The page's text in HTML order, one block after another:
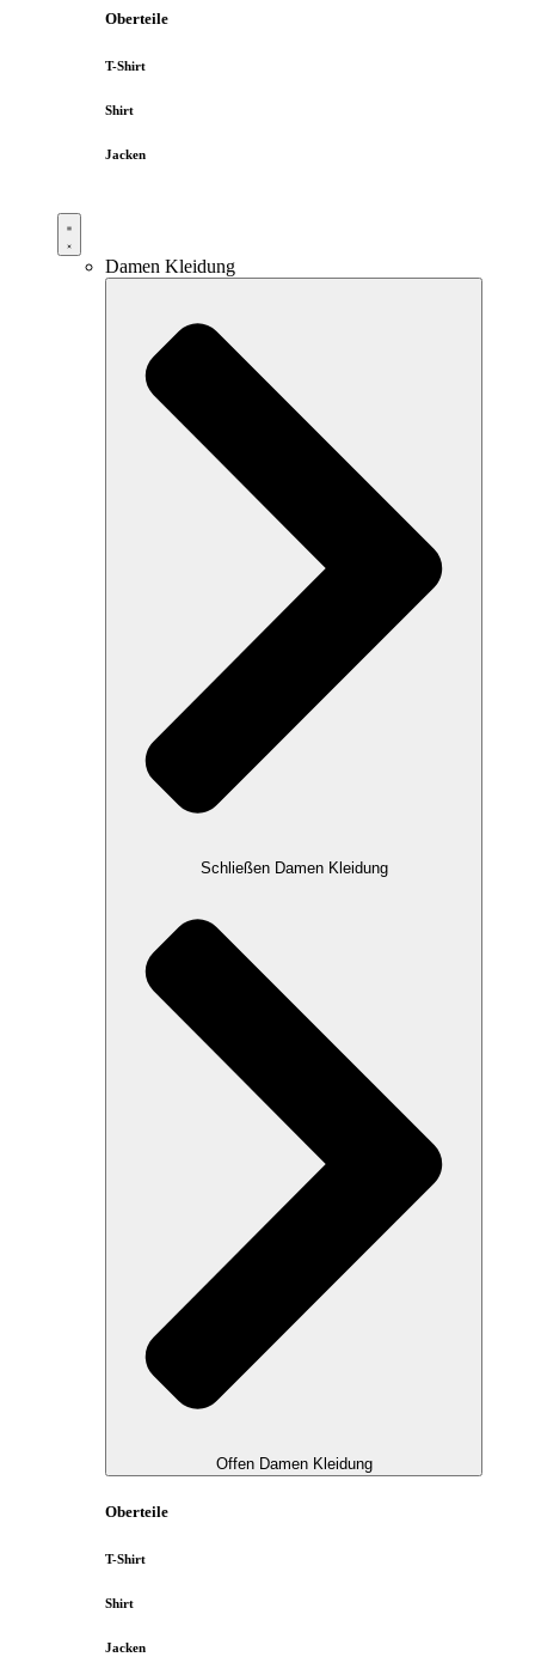
Oberteile
T-Shirt
Shirt
Jacken
Damen Kleidung
Schließen Damen Kleidung
Offen Damen Kleidung
Oberteile
T-Shirt
Shirt
Jacken